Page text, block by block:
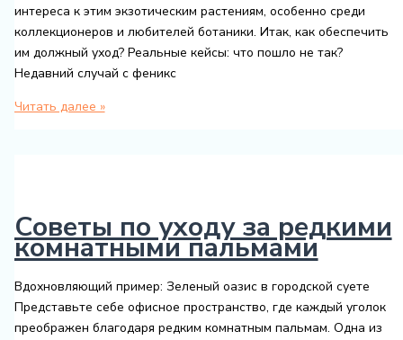
интереса к этим экзотическим растениям, особенно среди
коллекционеров и любителей ботаники. Итак, как обеспечить
им должный уход? Реальные кейсы: что пошло не так?
Недавний случай с феникс
Советы
пальмами
Читать далее »
Советы по уходу за редкими
комнатными пальмами
Вдохновляющий пример: Зеленый оазис в городской суете
Представьте себе офисное пространство, где каждый уголок
преображен благодаря редким комнатным пальмам. Одна из